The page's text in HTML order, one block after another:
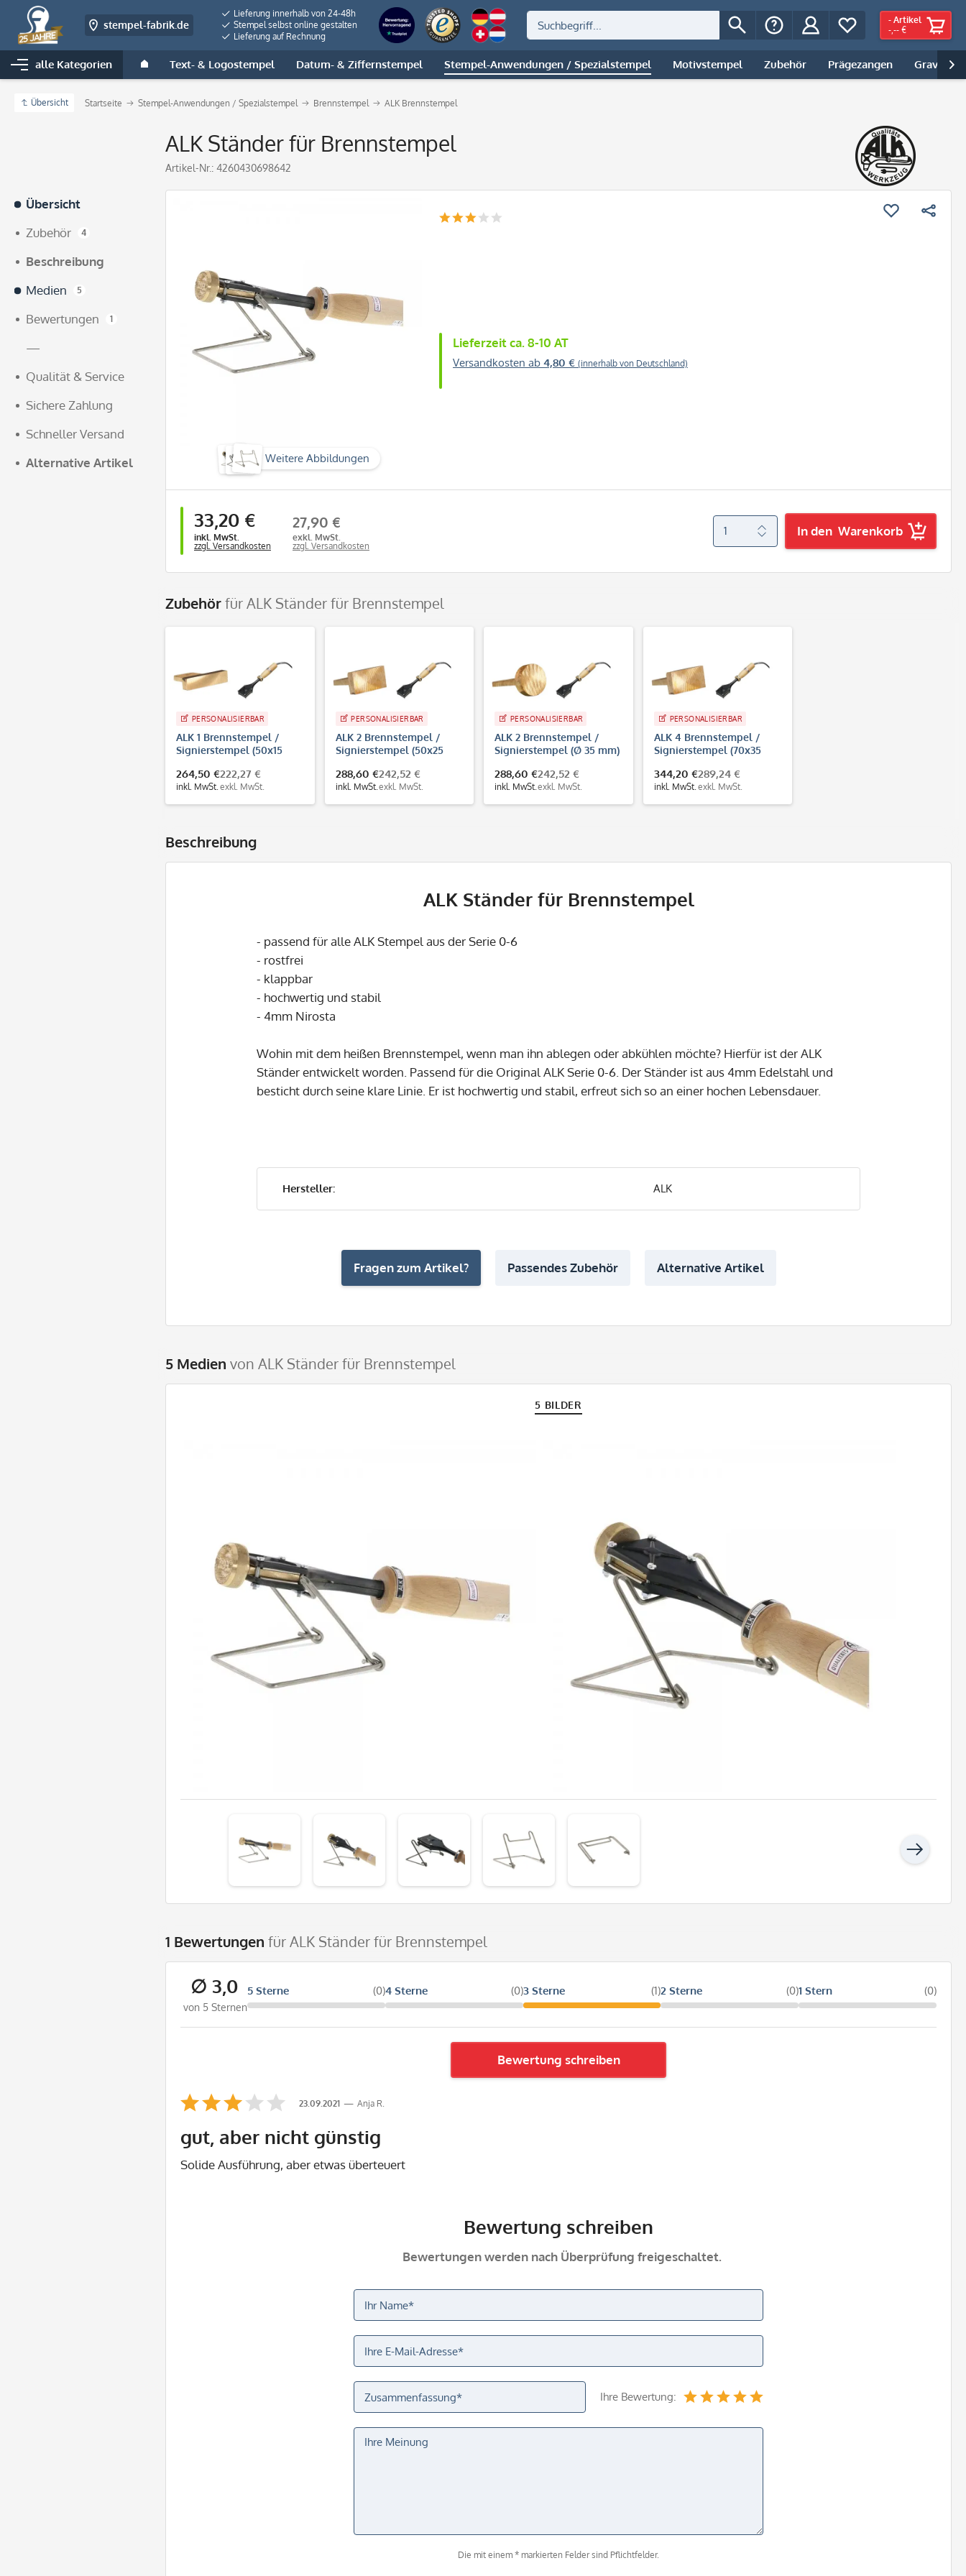
stempel-fabrik.de
Lieferung innerhalb von 24-48h
Stempel selbst online gestalten
Lieferung auf Rechnung
- Artikel
-,-- €
alle Kategorien Text- & Logostempel Datum- & Ziffernstempel Stempel-Anwendungen / Spezialstempel Motivstempel Zubehör Prägezangen Gravur |

Übersicht Startseite Stempel-Anwendungen / Spezialstempel Brennstempel ALK Brennstempel
ALK Ständer für Brennstempel
Artikel-Nr.: 4260430698642
Übersicht
Zubehör
4
Beschreibung
Medien
5
Bewertungen 1
—
Qualität & Service
Sichere Zahlung
Schneller Versand
Alternative Artikel
Weitere Abbildungen
Lieferzeit ca. 8-10 AT
Versandkosten ab 4,80 € (innerhalb von Deutschland)
33,20 €
inkl. MwSt.
zzgl. Versandkosten
27,90 €
exkl. MwSt.
zzgl. Versandkosten
In den Warenkorb
Zubehörfür ALK Ständer für Brennstempel
PERSONALISIERBAR
ALK 1 Brennstempel /
Signierstempel (50x15
264,50 €
inkl. MwSt.
222,27 €
exkl. MwSt.
PERSONALISIERBAR
ALK 2 Brennstempel /
Signierstempel (50x25
288,60 €
inkl. MwSt.
242,52 €
exkl. MwSt.
PERSONALISIERBAR
ALK 2 Brennstempel /
Signierstempel (Ø 35 mm)
288,60 €
inkl. MwSt.
242,52 €
exkl. MwSt.
PERSONALISIERBAR
ALK 4 Brennstempel /
Signierstempel (70x35
344,20 €
inkl. MwSt.
289,24 €
exkl. MwSt.
Beschreibung
ALK Ständer für Brennstempel
- passend für alle ALK Stempel aus der Serie 0-6
- rostfrei
- klappbar
- hochwertig und stabil
- 4mm Nirosta
Wohin mit dem heißen Brennstempel, wenn man ihn ablegen oder abkühlen möchte? Hierfür ist der ALK
Ständer entwickelt worden. Passend für die Original ALK Serie 0-6. Der Ständer ist aus 4mm Edelstahl und
besticht durch seine klare Linie. Er ist hochwertig und stabil, erfreut sich so an einer hochen Lebensdauer.
Hersteller: ALK
Fragen zum Artikel? Passendes Zubehör Alternative Artikel
5 Medien von ALK Ständer für Brennstempel
5 BILDER
1 Bewertungen für ALK Ständer für Brennstempel
∅ 3,0
von 5 Sternen
5 Sterne (0)4 Sterne (0)3 Sterne (1)2 Sterne (0)1 Stern (0)
Bewertung schreiben
Anja R.
23.09.2021
gut, aber nicht günstig
Solide Ausführung, aber etwas überteuert
Bewertung schreiben
Bewertungen werden nach Überprüfung freigeschaltet.
Ihre Bewertung:
Die mit einem * markierten Felder sind Pflichtfelder.